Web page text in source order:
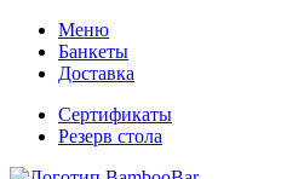
Меню
Банкеты
Доставка
Сертификаты
Резерв стола